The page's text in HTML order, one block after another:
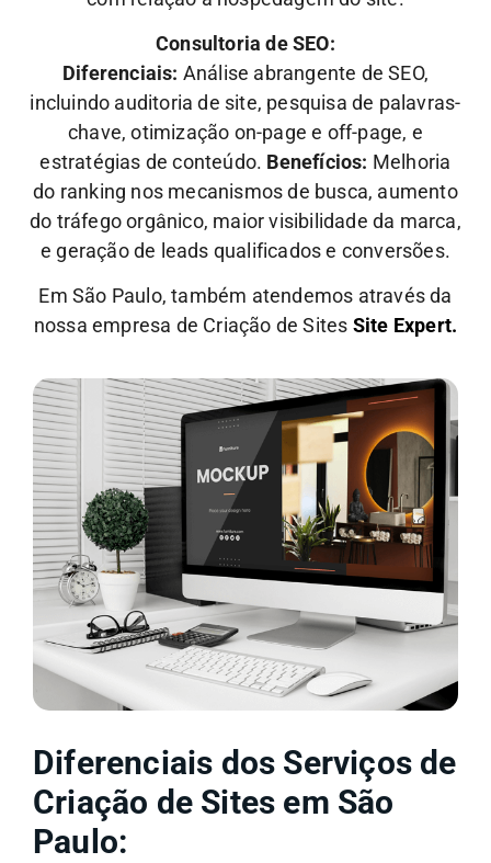
Consultoria de SEO:
Diferenciais: Análise abrangente de SEO,
incluindo auditoria de site, pesquisa de palavras-
chave, otimização on-page e off-page, e
estratégias de conteúdo. Benefícios: Melhoria
do ranking nos mecanismos de busca, aumento
do tráfego orgânico, maior visibilidade da marca,
e geração de leads qualificados e conversões.
Em São Paulo, também atendemos através da
nossa empresa de Criação de Sites Site Expert.
Diferenciais dos Serviços de
Criação de Sites em São
Paulo: